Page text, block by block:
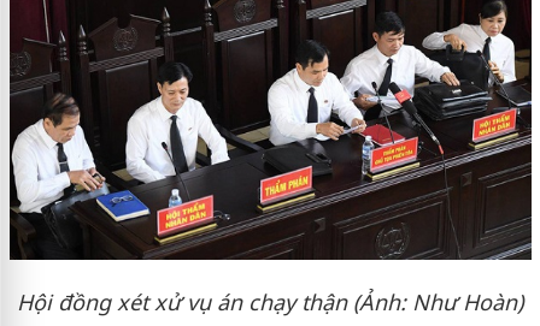
Hội đồng xét xử vụ án chạy thận (Ảnh: Như Hoàn)